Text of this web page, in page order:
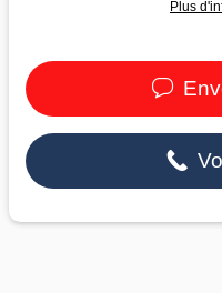
Plus